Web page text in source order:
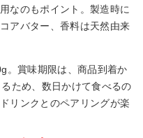
なのもポイント。製造時に
アバター、香料は天然由来
。賞味期限は、商品到着か
ため、数日かけて食べるの
リンクとのペアリングが楽